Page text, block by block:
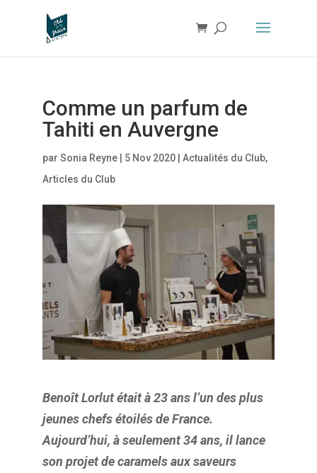
Comme un parfum de
Tahiti en Auvergne
par Sonia Reyne| 5 Nov 2020| Actualités du Club,
Articles du Club
Benoît Lorlut était à 23 ans l’un des plus
jeunes chefs étoilés de France.
Aujourd’hui, à seulement 34 ans, il lance
son projet de caramels aux saveurs